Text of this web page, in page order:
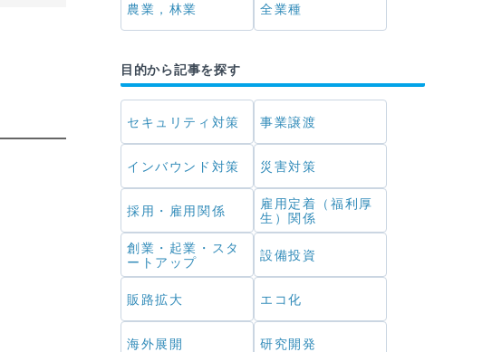
農業，林業 全業種
目的から記事を探す
セキュリティ対策 事業譲渡
インバウンド対策 災害対策
採用・雇用関係
雇用定着（福利厚
生）関係
創業・起業・スタ
ートアップ
設備投資
販路拡大 エコ化
海外展開 研究開発